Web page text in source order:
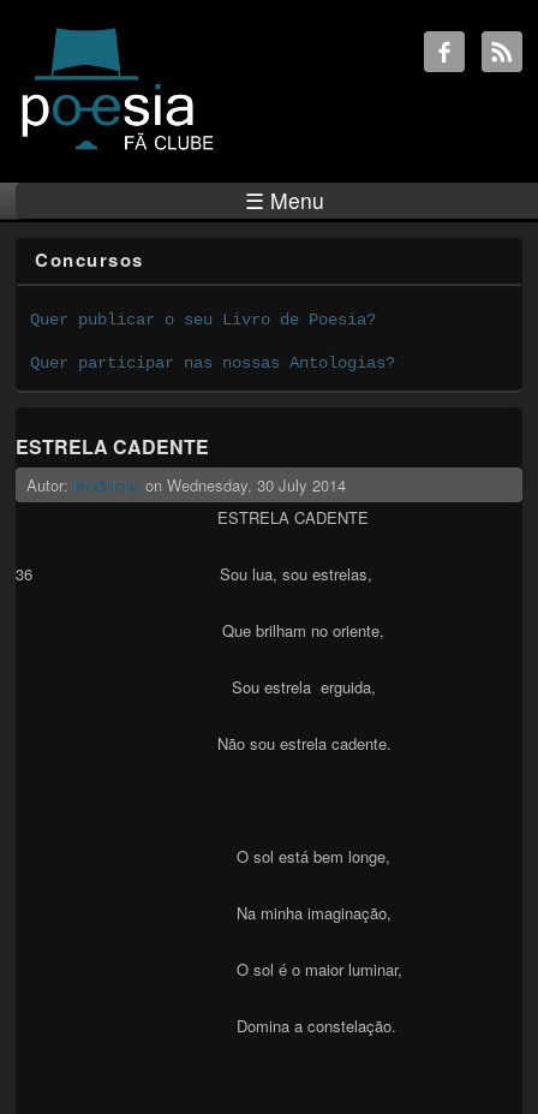
☰ Menu
Concursos
Quer publicar o seu Livro de Poesia?
Quer participar nas nossas Antologias?
ESTRELA CADENTE
Autor: Madalena onWednesday, 30 July 2014
ESTRELA CADENTE
36 Sou lua, sou estrelas,
Que brilham no oriente,
Sou estrela erguida,
Não sou estrela cadente.
O sol está bem longe,
Na minha imaginação,
O sol é o maior luminar,
Domina a constelação.